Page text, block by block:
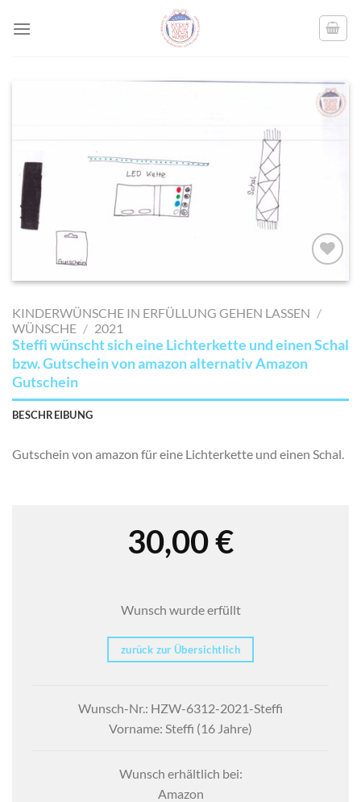
AUF MEINE
SETZEN
KINDERWÜNSCHE IN ERFÜLLUNG GEHEN LASSEN /
WÜNSCHE / 2021
Steffi wünscht sich eine Lichterkette und einen Schal
bzw. Gutschein von amazon alternativ Amazon
Gutschein
BESCHREIBUNG
Gutschein von amazon für eine Lichterkette und einen Schal.
30,00€
Wunsch wurde erfüllt
zurück zur Übersichtlich
Wunsch-Nr.: HZW-6312-2021-Steffi
Vorname: Steffi (16 Jahre)
Wunsch erhältlich bei:
Amazon